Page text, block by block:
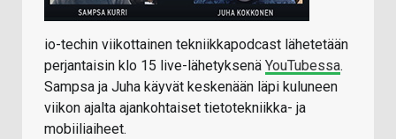
io-techin viikottainen tekniikkapodcast lähetetään
perjantaisin klo 15 live-lähetyksenä YouTubessa.
Sampsa ja Juha käyvät keskenään läpi kuluneen
viikon ajalta ajankohtaiset tietotekniikka- ja
mobiiliaiheet.